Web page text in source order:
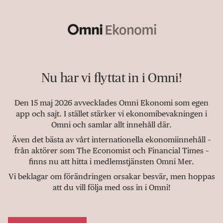
Nu har vi flyttat in i Omni!
Den 15 maj 2026 avvecklades Omni Ekonomi som egen
app och sajt. I stället stärker vi ekonomibevakningen i
Omni och samlar allt innehåll där.
Även det bästa av vårt internationella ekonomiinnehåll –
från aktörer som The Economist och Financial Times –
finns nu att hitta i medlemstjänsten Omni Mer.
Vi beklagar om förändringen orsakar besvär, men hoppas
att du vill följa med oss in i Omni!